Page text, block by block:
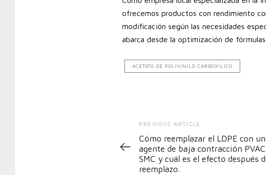
ofrecemos productos con rendimiento
modificación según las necesidades
abarca desde la optimización de
ACETATO DE POLIVINILO CARBOXÍLICO
Previous
Article
PREVIOUS ARTICLE
Cómo reemplazar el LDPE con un
agente de baja contracción
SMC y cuál es el efecto después
reemplazo.